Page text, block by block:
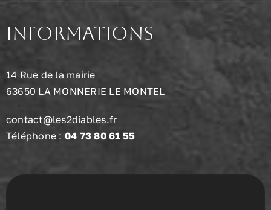
Informations
14 Rue de la mairie
63650 LA MONNERIE LE MONTEL
contact@les2diables.fr
Téléphone : 04 73 80 61 55